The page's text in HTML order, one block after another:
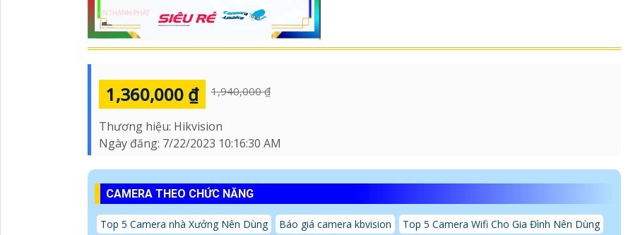
1,360,000 ₫ 1,940,000 ₫
Thương hiệu: Hikvision
Ngày đăng: 7/22/2023 10:16:30 AM
CAMERA THEO CHỨC NĂNG
Top 5 Camera nhà Xưởng Nên Dùng Báo giá camera kbvision Top 5 Camera Wifi Cho Gia Đình Nên Dùng